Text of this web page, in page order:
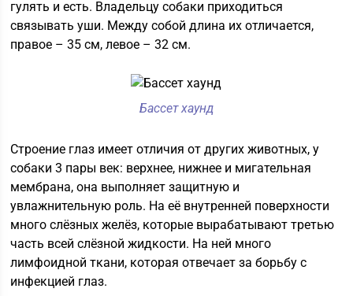
гулять и есть. Владельцу собаки приходиться
связывать уши. Между собой длина их отличается,
правое – 35 см, левое – 32 см.
Бассет хаунд
Строение глаз имеет отличия от других животных, у
собаки 3 пары век: верхнее, нижнее и мигательная
мембрана, она выполняет защитную и
увлажнительную роль. На её внутренней поверхности
много слёзных желёз, которые вырабатывают третью
часть всей слёзной жидкости. На ней много
лимфоидной ткани, которая отвечает за борьбу с
инфекцией глаз.